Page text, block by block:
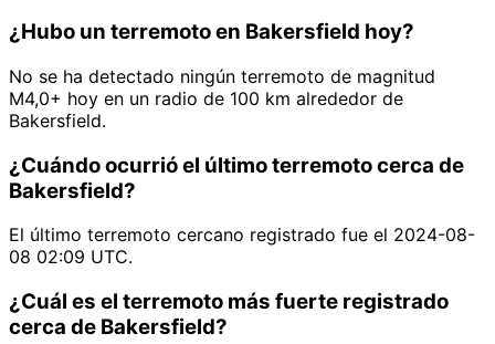
¿Hubo un terremoto en Bakersfield hoy?
No se ha detectado ningún terremoto de magnitud
M4,0+ hoy en un radio de 100 km alrededor de
Bakersfield.
¿Cuándo ocurrió el último terremoto cerca de
Bakersfield?
El último terremoto cercano registrado fue el 2024-08-
08 02:09 UTC.
¿Cuál es el terremoto más fuerte registrado
cerca de Bakersfield?